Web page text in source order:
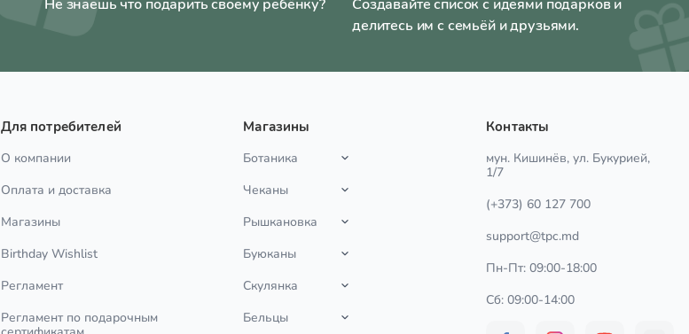
Не знаешь что подарить своему ребёнку?
Создавайте список с идеями подарков и
делитесь им с семьёй и друзьями.
Для потребителей
О компании
Оплата и доставка
Магазины
Birthday Wishlist
Регламент
Регламент по подарочным
Магазины
Ботаника
Чеканы
Рышкановка
Буюканы
Скулянка
Бельцы
Контакты
мун. Кишинёв, ул. Букурией,
1/7
(+373) 60 127 700
support@tpc.md
Пн-Пт: 09:00-18:00
Сб: 09:00-14:00